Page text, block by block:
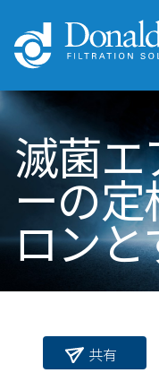
滅菌エ
ーの定
ロンと
共有